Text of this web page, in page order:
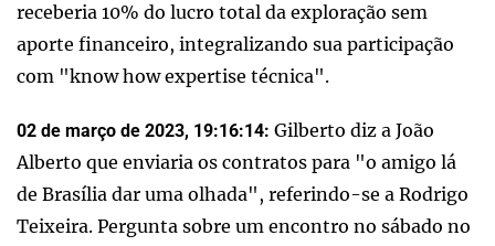
receberia 10% do lucro total da exploração sem
aporte financeiro, integralizando sua participação
com "know how expertise técnica".
02 de março de 2023, 19:16:14: Gilberto diz a João
Alberto que enviaria os contratos para "o amigo lá
de Brasília dar uma olhada", referindo-se a Rodrigo
Teixeira. Pergunta sobre um encontro no sábado no